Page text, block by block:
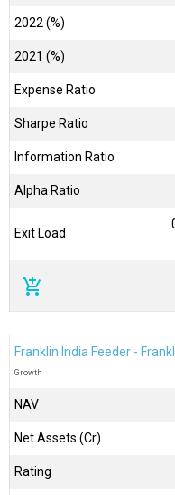
2022 (%)
2021 (%)
Expense Ratio
Sharpe Ratio
Information Ratio
Alpha Ratio
Exit Load
add_shopping_cart
Franklin India Feeder -
Growth
NAV
Net Assets (Cr)
Rating